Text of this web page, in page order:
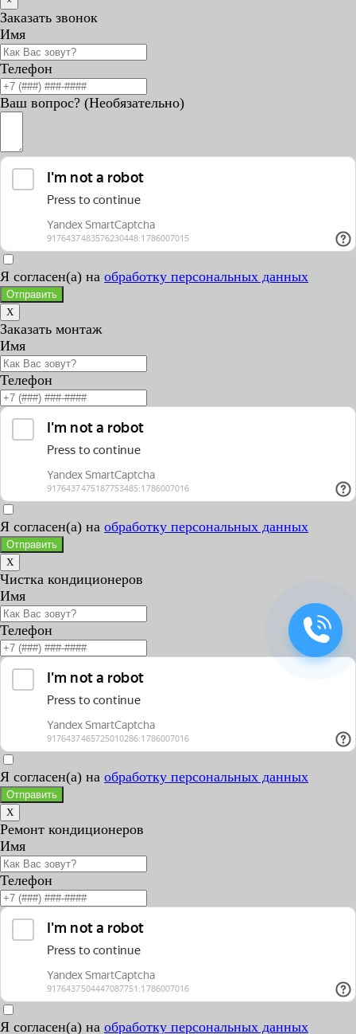
Заказать звонок
Имя
Телефон
Ваш вопрос? (Необязательно)
Я согласен(а) на обработку персональных данных
Отправить
X
Заказать монтаж
Имя
Телефон
Я согласен(а) на обработку персональных данных
Отправить
X
Чистка кондиционеров
Имя
Телефон
Я согласен(а) на обработку персональных данных
Отправить
X
Ремонт кондиционеров
Имя
Телефон
Я согласен(а) на обработку персональных данных